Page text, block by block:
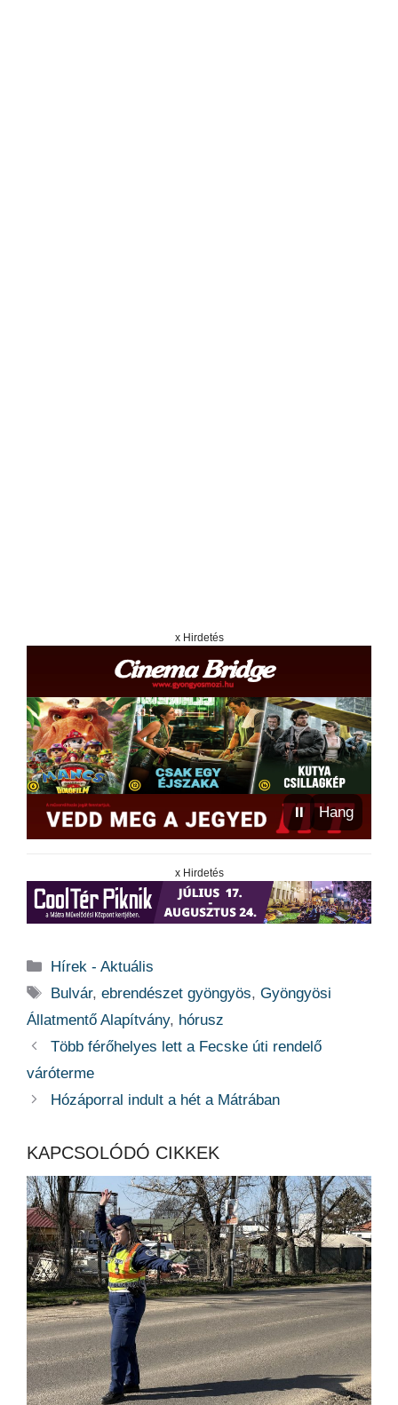
x Hirdetés
⏸ Hang
x Hirdetés
Kategória
Hírek - Aktuális
Címkék
Bulvár,ebrendészet gyöngyös,Gyöngyösi
Állatmentő Alapítvány, hórusz
Több férőhelyes lett a Fecske úti rendelő
váróterme
Hózáporral indult a hét a Mátrában
KAPCSOLÓDÓ CIKKEK